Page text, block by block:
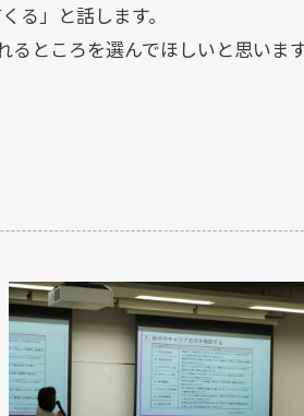
る」と話します。
るところを選んでほしいと思いま